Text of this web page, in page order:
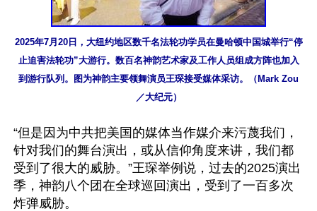
2025年7月20日，大纽约地区数千名法轮功学员在曼哈顿中国城举行“停
止迫害法轮功”大游行。数百名神韵艺术家及工作人员组成方阵也加入
到游行队列。图为神韵主要领舞演员王琛接受媒体采访。（Mark Zou
／大纪元）
“但是因为中共把美国的媒体当作媒介来污蔑我们，
针对我们的舞台演出，或从信仰角度来讲，我们都
受到了很大的威胁。”王琛举例说，过去的2025演出
季，神韵八个团在全球巡回演出，受到了一百多次
炸弹威胁。